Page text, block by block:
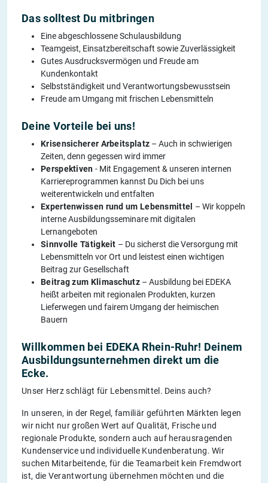
Das solltest Du mitbringen
Eine abgeschlossene Schulausbildung
Teamgeist, Einsatzbereitschaft sowie Zuverlässigkeit
Gutes Ausdrucksvermögen und Freude am
Kundenkontakt
Selbstständigkeit und Verantwortungsbewusstsein
Freude am Umgang mit frischen Lebensmitteln
Deine Vorteile bei uns!
Krisensicherer Arbeitsplatz – Auch in schwierigen
Zeiten, denn gegessen wird immer
Perspektiven - Mit Engagement & unseren internen
Karriereprogrammen kannst Du Dich bei uns
weiterentwickeln und entfalten
Expertenwissen rund um Lebensmittel – Wir koppeln
interne Ausbildungsseminare mit digitalen
Lernangeboten
Sinnvolle Tätigkeit – Du sicherst die Versorgung mit
Lebensmitteln vor Ort und leistest einen wichtigen
Beitrag zur Gesellschaft
Beitrag zum Klimaschutz– Ausbildung bei EDEKA
heißt arbeiten mit regionalen Produkten, kurzen
Lieferwegen und fairem Umgang der heimischen
Bauern
Willkommen bei EDEKA Rhein-Ruhr! Deinem
Ausbildungsunternehmen direkt um die
Ecke.
Unser Herz schlägt für Lebensmittel. Deins auch?
In unseren, in der Regel, familiär geführten Märkten legen
wir nicht nur großen Wert auf Qualität, Frische und
regionale Produkte, sondern auch auf herausragenden
Kundenservice und individuelle Kundenberatung. Wir
suchen Mitarbeitende, für die Teamarbeit kein Fremdwort
ist, die Verantwortung übernehmen möchten und die